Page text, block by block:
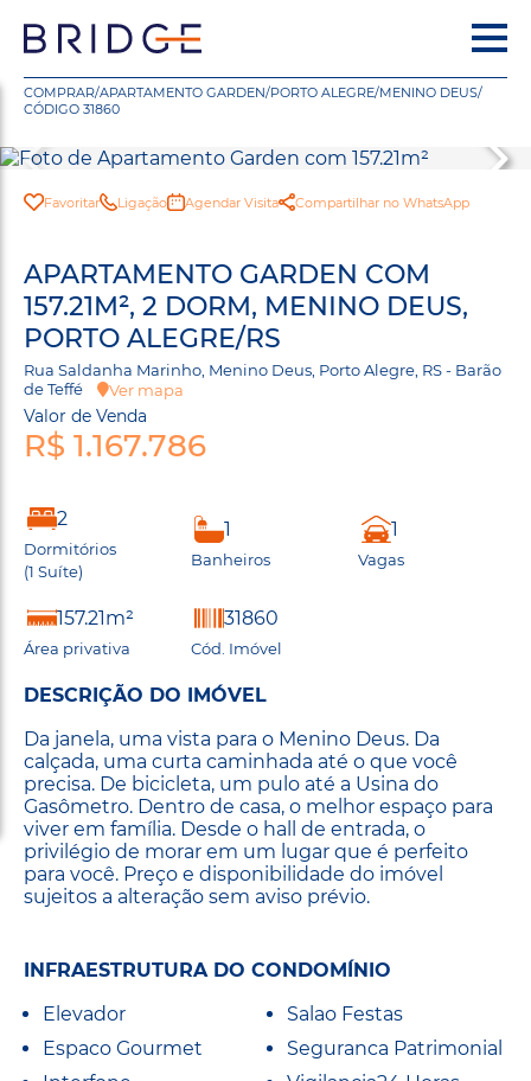
COMPRAR/APARTAMENTO GARDEN/PORTO ALEGRE/MENINO DEUS/
CÓDIGO 31860
Favoritar Ligação Agendar Visita Compartilhar no WhatsApp
APARTAMENTO GARDEN COM
157.21M², 2 DORM, MENINO DEUS,
PORTO ALEGRE/RS
Rua Saldanha Marinho, Menino Deus, Porto Alegre, RS - Barão
de Teffé
Ver mapa
Valor de Venda
R$ 1.167.786
2
Dormitórios
(1 Suíte)
1
Banheiros
1
Vagas
157.21m²
Área privativa
31860
Cód. Imóvel
DESCRIÇÃO DO IMÓVEL
Da janela, uma vista para o Menino Deus. Da
calçada, uma curta caminhada até o que você
precisa. De bicicleta, um pulo até a Usina do
Gasômetro. Dentro de casa, o melhor espaço para
viver em família. Desde o hall de entrada, o
privilégio de morar em um lugar que é perfeito
para você. Preço e disponibilidade do imóvel
sujeitos a alteração sem aviso prévio.
INFRAESTRUTURA DO CONDOMÍNIO
Elevador
Espaco Gourmet
Salao Festas
Seguranca Patrimonial